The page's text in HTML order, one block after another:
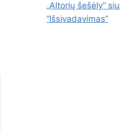
„Altorių šešėly“
“Išsivadavimas”